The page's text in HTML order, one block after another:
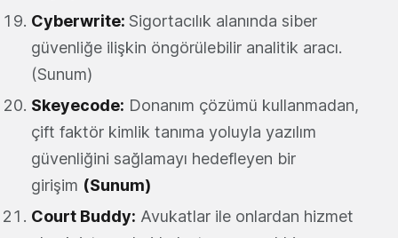
Cyberwrite: Sigortacılık alanında siber
güvenliğe ilişkin öngörülebilir analitik aracı.
(Sunum)
Skeyecode: Donanım çözümü kullanmadan,
çift faktör kimlik tanıma yoluyla yazılım
güvenliğini sağlamayı hedefleyen bir
girişim (Sunum)
Court Buddy: Avukatlar ile onlardan hizmet